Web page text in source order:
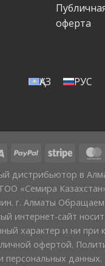
оферта
ҚАЗ РУС
дистрибьютор в
«Семира
г. Алматы
интернет-сайт
характер и ни при
офертой.
персональных